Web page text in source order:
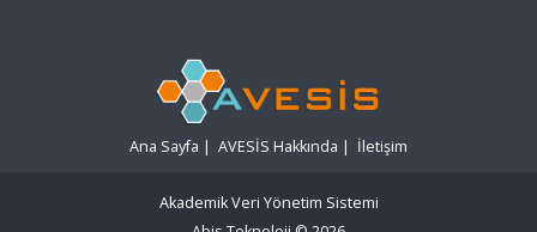
Ana Sayfa | AVESİS Hakkında | İletişim
Akademik Veri Yönetim Sistemi